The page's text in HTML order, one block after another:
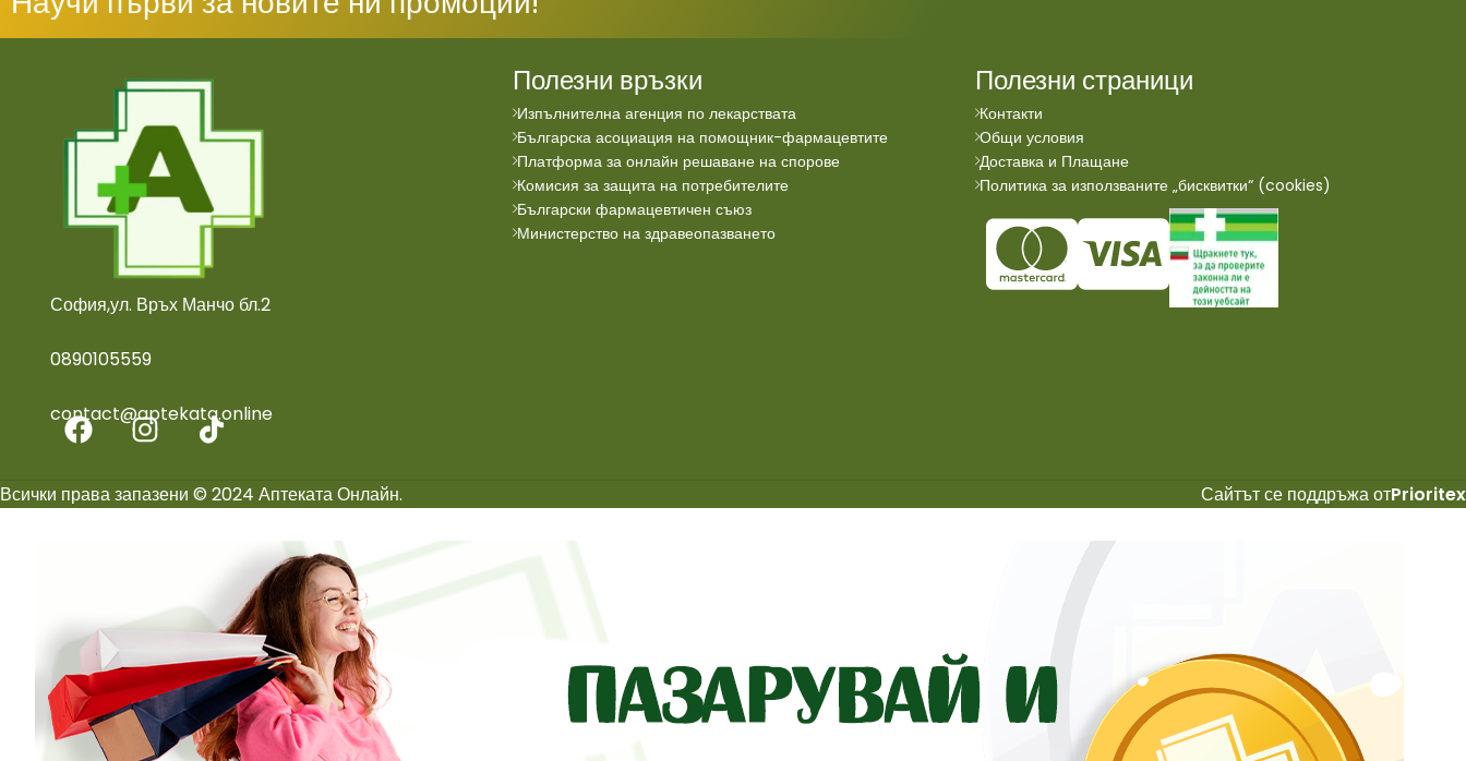
София,ул. Връх Манчо бл.2
0890105559
contact@aptekata.online
Полезни връзки
Изпълнителна агенция по лекарствата
Българска асоциация на помощник-фармацевтите
Платформа за онлайн решаване на спорове
Комисия за защита на потребителите
Български фармацевтичен съюз
Министерство на здравеопазването
Полезни страници
Контакти
Общи условия
Доставка и Плащане
Политика за използваните „бисквитки“ (cookies)
Всички права запазени © 2024 Аптеката Онлайн. Сайтът се поддръжа отPrioritex